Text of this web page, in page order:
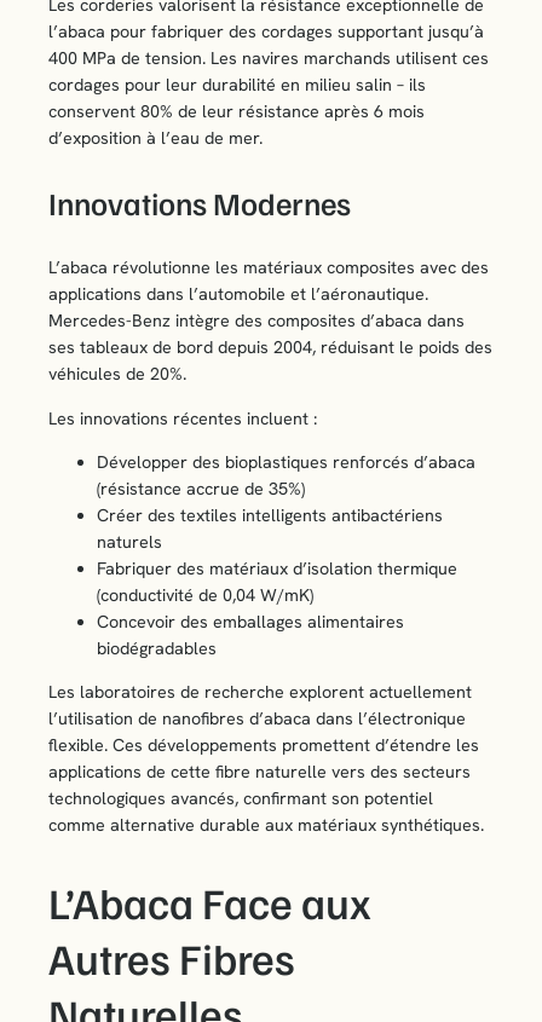
Les corderies valorisent la résistance exceptionnelle de
l’abaca pour fabriquer des cordages supportant jusqu’à
400 MPa de tension. Les navires marchands utilisent ces
cordages pour leur durabilité en milieu salin – ils
conservent 80% de leur résistance après 6 mois
d’exposition à l’eau de mer.
Innovations Modernes
L’abaca révolutionne les matériaux composites avec des
applications dans l’automobile et l’aéronautique.
Mercedes-Benz intègre des composites d’abaca dans
ses tableaux de bord depuis 2004, réduisant le poids des
véhicules de 20%.
Les innovations récentes incluent :
Développer des bioplastiques renforcés d’abaca
(résistance accrue de 35%)
Créer des textiles intelligents antibactériens
naturels
Fabriquer des matériaux d’isolation thermique
(conductivité de 0,04 W/mK)
Concevoir des emballages alimentaires
biodégradables
Les laboratoires de recherche explorent actuellement
l’utilisation de nanofibres d’abaca dans l’électronique
flexible. Ces développements promettent d’étendre les
applications de cette fibre naturelle vers des secteurs
technologiques avancés, confirmant son potentiel
comme alternative durable aux matériaux synthétiques.
L’Abaca Face aux
Autres Fibres